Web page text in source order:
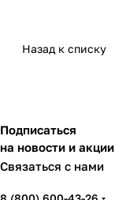
Назад к списку
Подписаться
на новости и акции
Связаться с нами